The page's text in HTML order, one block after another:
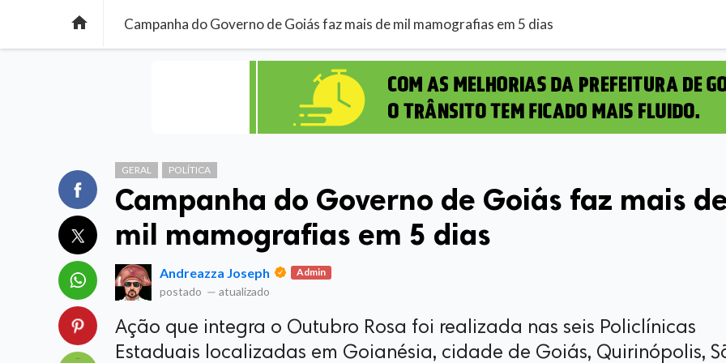
 Campanha do Governo de Goiás faz mais de mil mamografias em 5 dias
GERAL POLÍTICA
Campanha do Governo de Goiás faz mais
mil mamografias em 5 dias
Andreazza Joseph Admin
postado — atualizado
Ação que integra o Outubro Rosa foi realizada nas seis Policlínicas
Estaduais localizadas em Goianésia, cidade de Goiás, Quirinópolis,